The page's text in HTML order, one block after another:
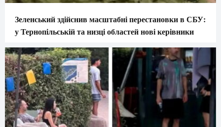
Зеленський здійснив масштабні перестановки в СБУ:
у Тернопільській та низці областей нові керівники